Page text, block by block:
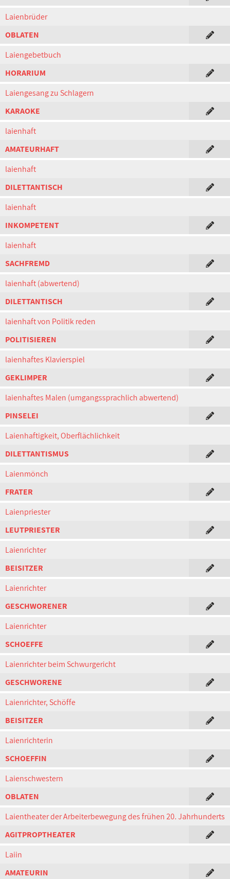
Laienbrüder
OBLATEN
Laiengebetbuch
HORARIUM
Laiengesang zu Schlagern
KARAOKE
laienhaft
AMATEURHAFT
laienhaft
DILETTANTISCH
laienhaft
INKOMPETENT
laienhaft
SACHFREMD
laienhaft (abwertend)
DILETTANTISCH
laienhaft von Politik reden
POLITISIEREN
laienhaftes Klavierspiel
GEKLIMPER
laienhaftes Malen (umgangssprachlich abwertend)
PINSELEI
Laienhaftigkeit, Oberflächlichkeit
DILETTANTISMUS
Laienmönch
FRATER
Laienpriester
LEUTPRIESTER
Laienrichter
BEISITZER
Laienrichter
GESCHWORENER
Laienrichter
SCHOEFFE
Laienrichter beim Schwurgericht
GESCHWORENE
Laienrichter, Schöffe
BEISITZER
Laienrichterin
SCHOEFFIN
Laienschwestern
OBLATEN
Laientheater der Arbeiterbewegung des frühen 20. Jahrhunderts
AGITPROPTHEATER
Laiin
AMATEURIN